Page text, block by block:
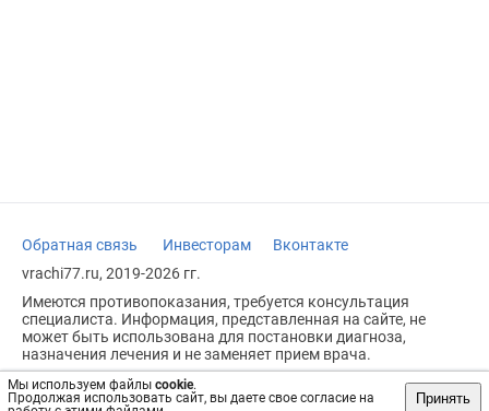
Мы используем файлы cookie.
Продолжая использовать сайт, вы даете свое согласие на
Принять
Обратная связь Инвесторам
Вконтакте
vrachi77.ru, 2019-2026 гг.
Имеются противопоказания, требуется консультация
специалиста. Информация, представленная на сайте, не
может быть использована для постановки диагноза,
назначения лечения и не заменяет прием врача.
Возрастное ограничение: 18+